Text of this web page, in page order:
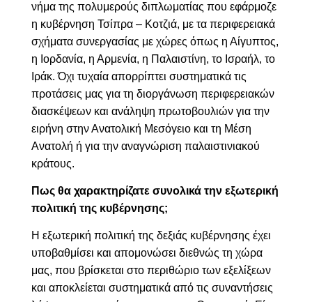
νήμα της πολυμερούς διπλωματίας που εφάρμοζε
η κυβέρνηση Τσίπρα – Κοτζιά, με τα περιφερειακά
σχήματα συνεργασίας με χώρες όπως η Αίγυπτος,
η Ιορδανία, η Αρμενία, η Παλαιστίνη, το Ισραήλ, το
Ιράκ. Όχι τυχαία απορρίπτει συστηματικά τις
προτάσεις μας για τη διοργάνωση περιφερειακών
διασκέψεων και ανάληψη πρωτοβουλιώνγια την
ειρήνη στην Ανατολική Μεσόγειο και τη Μέση
Ανατολή ή για την αναγνώριση παλαιστινιακού
κράτους.
Πως θα χαρακτηρίζατε συνολικά την εξωτερική
πολιτική της κυβέρνησης;
Η εξωτερική πολιτική της δεξιάς κυβέρνησης έχει
υποβαθμίσει και απομονώσει διεθνώς τη χώρα
μας, που βρίσκεται στο περιθώριο των εξελίξεων
και αποκλείεται συστηματικά από τις συναντήσεις